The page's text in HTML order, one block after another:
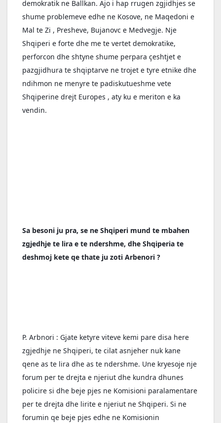
demokratik ne Ballkan. Ajo i hap rrugen zgjidhjes se
shume problemeve edhe ne Kosove, ne Maqedoni e
Mal te Zi , Presheve, Bujanovc e Medvegje. Nje
Shqiperi e forte dhe me te vertet demokratike,
perforcon dhe shtyne shume perpara çeshtjet e
pazgjidhura te shqiptarve ne trojet e tyre etnike dhe
ndihmon ne menyre te padiskutueshme vete
Shqiperine drejt Europes , aty ku e meriton e ka
vendin.
Sa besoni ju pra, se ne Shqiperi mund te mbahen
zgjedhje te lira e te ndershme, dhe Shqiperia te
deshmoj kete qe thate ju zoti Arbenori ?
P. Arbnori : Gjate ketyre viteve kemi pare disa here
zgjedhje ne Shqiperi, te cilat asnjeher nuk kane
qene as te lira dhe as te ndershme. Une kryesoje nje
forum per te drejta e njeriut dhe kundra dhunes
policire si dhe beje pjes ne Komisioni paralamentare
per te drejta dhe lirite e njeriut ne Shqiperi. Si ne
forumin qe beje pjes edhe ne Komisionin